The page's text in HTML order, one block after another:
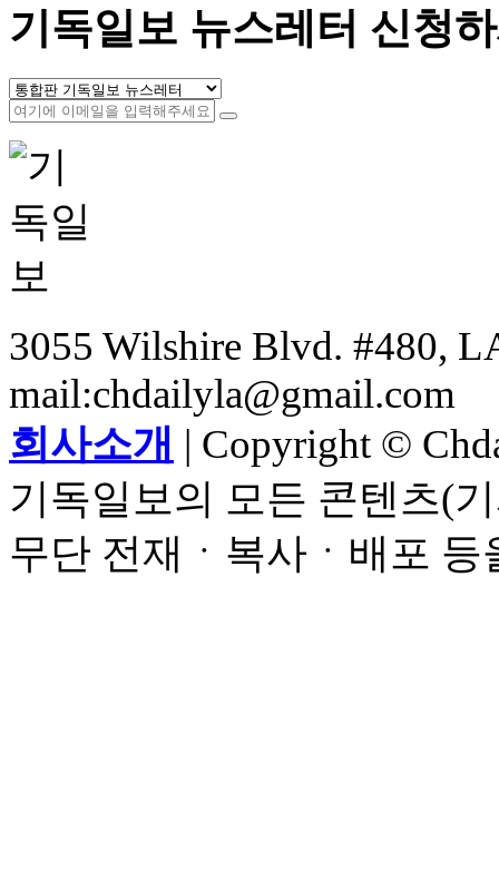
기독일보 뉴스레터 신청
3055 Wilshire Blvd. #480,
mail:chdailyla@gmail.com
회사소개 | Copyright ©
기독일보의 모든 콘텐츠(
무단 전재ㆍ복사ㆍ배포 등